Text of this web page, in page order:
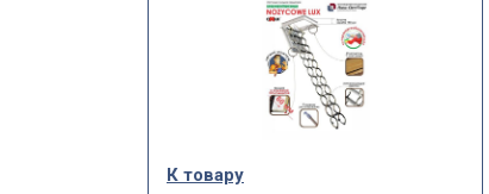
раздвижения, а потому может
устанавливаться в местах с дефицитом
свободного пространства.
К товару